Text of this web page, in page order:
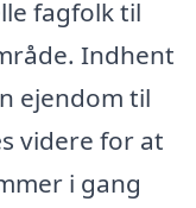
fagfolk til
Indhent
ejendom til
videre for at
i gang